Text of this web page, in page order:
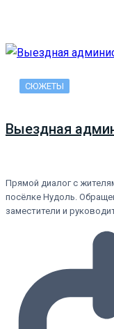
СЮЖЕТЫ
Выездная
Прямой диалог с
посёлке Нудоль.
заместители и